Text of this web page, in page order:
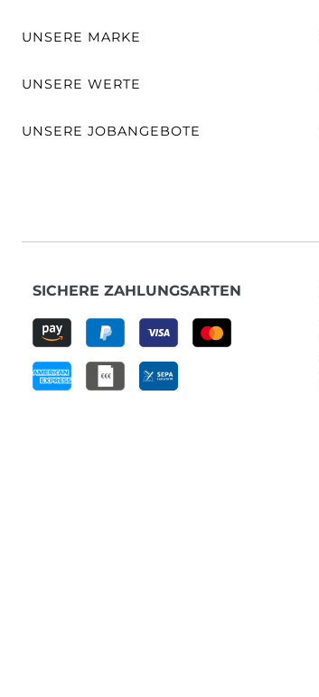
UNSERE MARKE
UNSERE WERTE
UNSERE JOBANGEBOTE
SICHERE ZAHLUNGSARTEN